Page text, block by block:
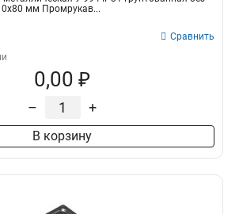
мм Промрукав...
Сравнить
0,00 ₽
– +
В корзину